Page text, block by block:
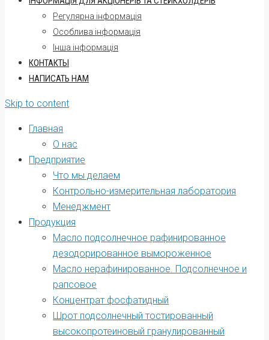
Регулярна інформація
Oсоблива інформація
Інша інформація
КОНТАКТЫ
НАПИСАТЬ НАМ
Skip to content
Главная
О нас
Предприятие
Что мы делаем
Контрольно-измерительная лаборатория
Менеджмент
Продукция
Масло подсолнечное рафинированное
дезодорированное вымороженное
Масло нерафинированное. Подсолнечное и
рапсовое
Концентрат фосфатидный
Шрот подсолнечный тостированный
высокопротеиновый гранулированный